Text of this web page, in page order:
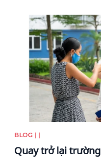
News image
BLOG | |
Quay trở lại trường